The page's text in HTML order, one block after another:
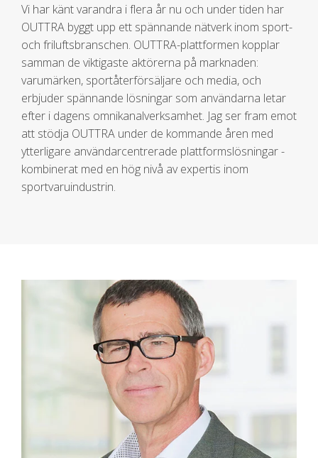
Vi har känt varandra i flera år nu och under tiden har
OUTTRA byggt upp ett spännande nätverk inom sport-
och friluftsbranschen. OUTTRA-plattformen kopplar
samman de viktigaste aktörerna på marknaden:
varumärken, sportåterförsäljare och media, och
erbjuder spännande lösningar som användarna letar
efter i dagens omnikanalverksamhet. Jag ser fram emot
att stödja OUTTRA under de kommande åren med
ytterligare användarcentrerade plattformslösningar -
kombinerat med en hög nivå av expertis inom
sportvaruindustrin.